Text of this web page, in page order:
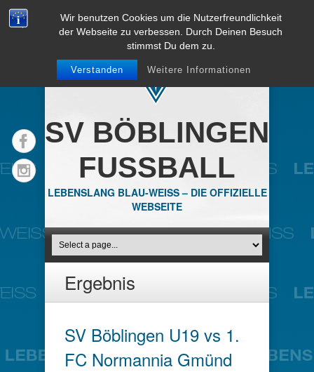
Wir benutzen Cookies um die Nutzerfreundlichkeit
der Webseite zu verbessen. Durch Deinen Besuch
stimmst Du dem zu.
Verstanden Weitere Informationen
SV BÖBLINGEN
FUSSBALL
LEBENSLANG BLAU-WEISS – DIE OFFIZIELLE
WEBSEITE
Ergebnis
SV Böblingen U19 vs 1.
FC Normannia Gmünd